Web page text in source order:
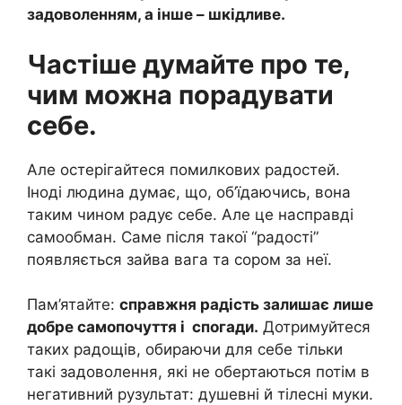
задоволенням, а інше – шкідливе.
Частіше думайте про те,
чим можна порадувати
себе.
Але остерігайтеся помилкових радостей.
Іноді людина думає, що, об’їдаючись, вона
таким чином радує себе. Але це насправді
самообман. Саме після такої “радості”
появляється зайва вага та сором за неї.
Пам’ятайте: справжня радість залишає лише
добре самопочуття і спогади. Дотримуйтеся
таких радощів, обираючи для себе тільки
такі задоволення, які не обертаються потім в
негативний рузультат: душевні й тілесні муки.